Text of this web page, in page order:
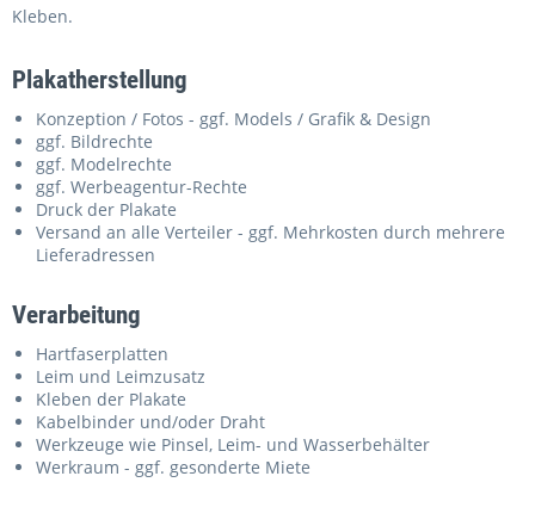
Kleben.
Plakatherstellung
Konzeption / Fotos - ggf. Models / Grafik & Design
ggf. Bildrechte
ggf. Modelrechte
ggf. Werbeagentur-Rechte
Druck der Plakate
Versand an alle Verteiler - ggf. Mehrkosten durch mehrere
Lieferadressen
Verarbeitung
Hartfaserplatten
Leim und Leimzusatz
Kleben der Plakate
Kabelbinder und/oder Draht
Werkzeuge wie Pinsel, Leim- und Wasserbehälter
Werkraum - ggf. gesonderte Miete